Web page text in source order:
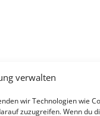
verwalten
wir Technologien wie
zuzugreifen. Wenn du